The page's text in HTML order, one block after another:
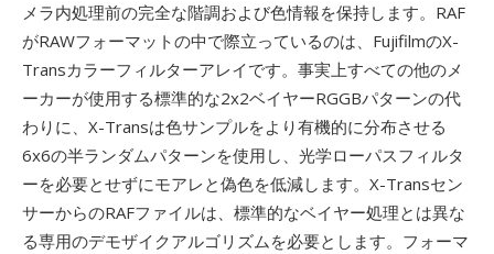
メラ内処理前の完全な階調および色情報を保持します。RAF
がRAWフォーマットの中で際立っているのは、FujifilmのX-
Transカラーフィルターアレイです。事実上すべての他のメ
ーカーが使用する標準的な2x2ベイヤーRGGBパターンの代
わりに、X-Transは色サンプルをより有機的に分布させる
6x6の半ランダムパターンを使用し、光学ローパスフィルタ
ーを必要とせずにモアレと偽色を低減します。X-Transセン
サーからのRAFファイルは、標準的なベイヤー処理とは異な
る専用のデモザイクアルゴリズムを必要とします。フォーマ